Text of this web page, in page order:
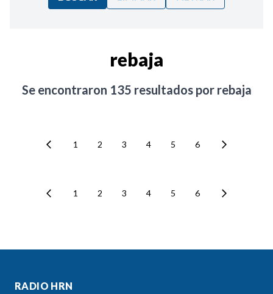
rebaja
Se encontraron 135 resultados por rebaja
1 2 3 4 5 6
1 2 3 4 5 6
RADIO HRN